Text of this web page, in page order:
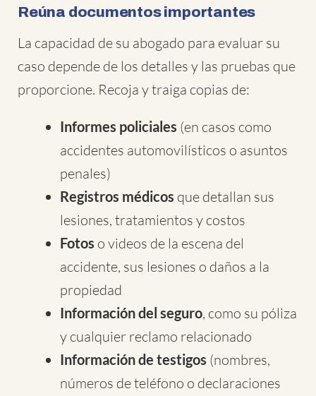
Reúna documentos importantes
La capacidad de su abogado para evaluar su
caso depende de los detalles y las pruebas que
proporcione. Recoja y traiga copias de:
Informes policiales (en casos como
accidentes automovilísticos o asuntos
penales)
Registros médicos que detallan sus
lesiones, tratamientos y costos
Fotos o videos de la escena del
accidente, sus lesiones o daños a la
propiedad
Información del seguro, como su póliza
y cualquier reclamo relacionado
Información de testigos (nombres,
números de teléfono o declaraciones